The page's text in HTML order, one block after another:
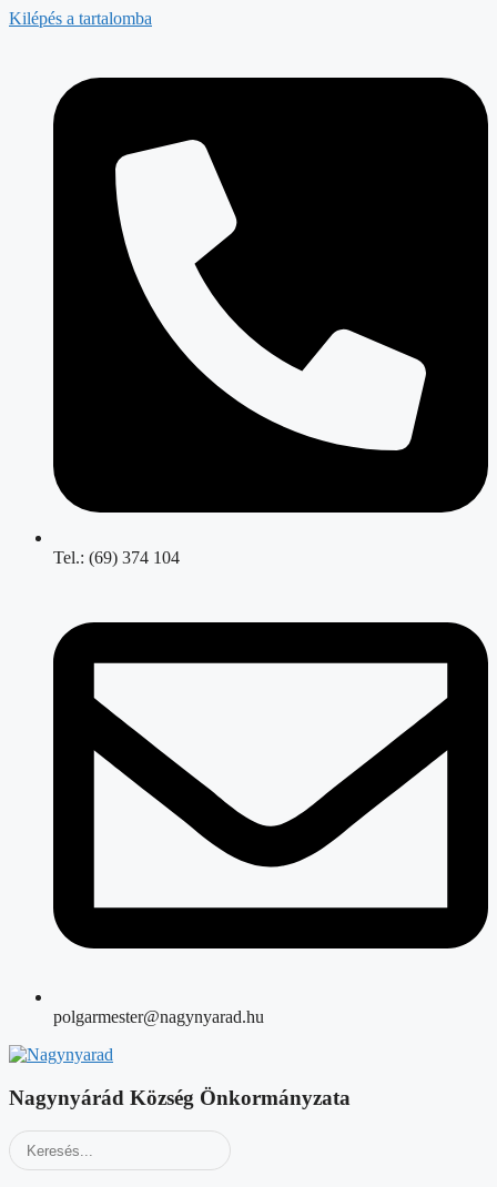
Kilépés a tartalomba
Tel.: (69) 374 104
polgarmester@nagynyarad.hu
Nagynyárád Község Önkormányzata